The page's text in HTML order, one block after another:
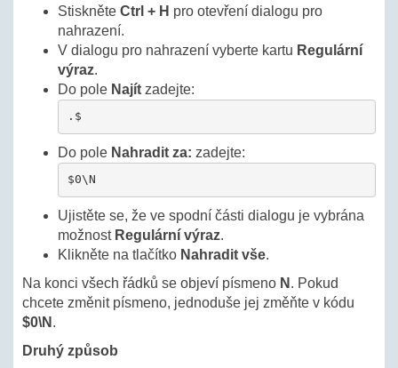
Stiskněte Ctrl + H pro otevření dialogu pro
nahrazení.
V dialogu pro nahrazení vyberte kartu Regulární
výraz.
Do pole Najít zadejte:
.$
Do pole Nahradit za: zadejte:
$0\N
Ujistěte se, že ve spodní části dialogu je vybrána
možnost Regulární výraz.
Klikněte na tlačítko Nahradit vše.
Na konci všech řádků se objeví písmeno N . Pokud
chcete změnit písmeno, jednoduše jej změňte v kódu
$0\N .
Druhý způsob